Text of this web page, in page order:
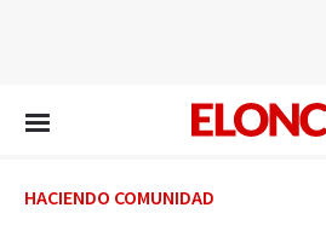
HACIENDO COMUNIDAD